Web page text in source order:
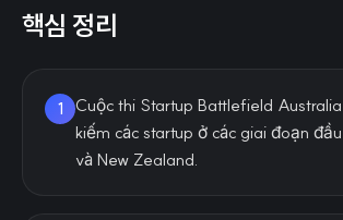
핵심 정리
1
Cuộc thi Startup Battlefield
kiếm các startup ở các giai đoạn
và New Zealand.